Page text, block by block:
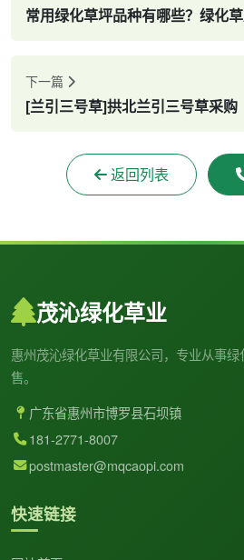
常用绿化草坪品种有哪些？绿化
下一篇
[兰引三号草]拱北兰引三号草采购
返回列表
茂沁绿化草业
惠州茂沁绿化草业有限公司，专业从事
售。
广东省惠州市博罗县石坝镇
181-2771-8007
postmaster@mqcaopi.com
快速链接